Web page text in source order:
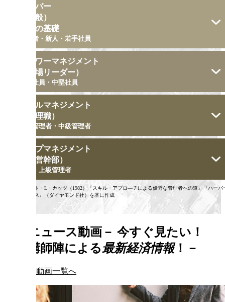
トップマネジメント
（経営幹部）
役員・上級管理者
ミドルマネジメント
（管理職）
初級管理者・中級管理者
ローワーマネジメント
（職場リーダー）
若手社員・中堅社員
メンバー
（一般）
総務の基礎
内定者・新人・若手社員
ロバート・L・カッツ（1982）『スキル・アプロ―チによる優秀な管理者への道』『ハーバ
ドビジネス』（ダイヤモンド社）を基に作成
新着ニュース動画 － 今すぐ見たい！
一流講師陣による最新経済情報！ －
ニュース動画一覧へ